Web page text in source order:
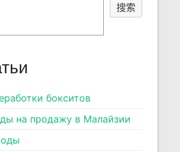
搜索
бокситов
на продажу в Малайзии